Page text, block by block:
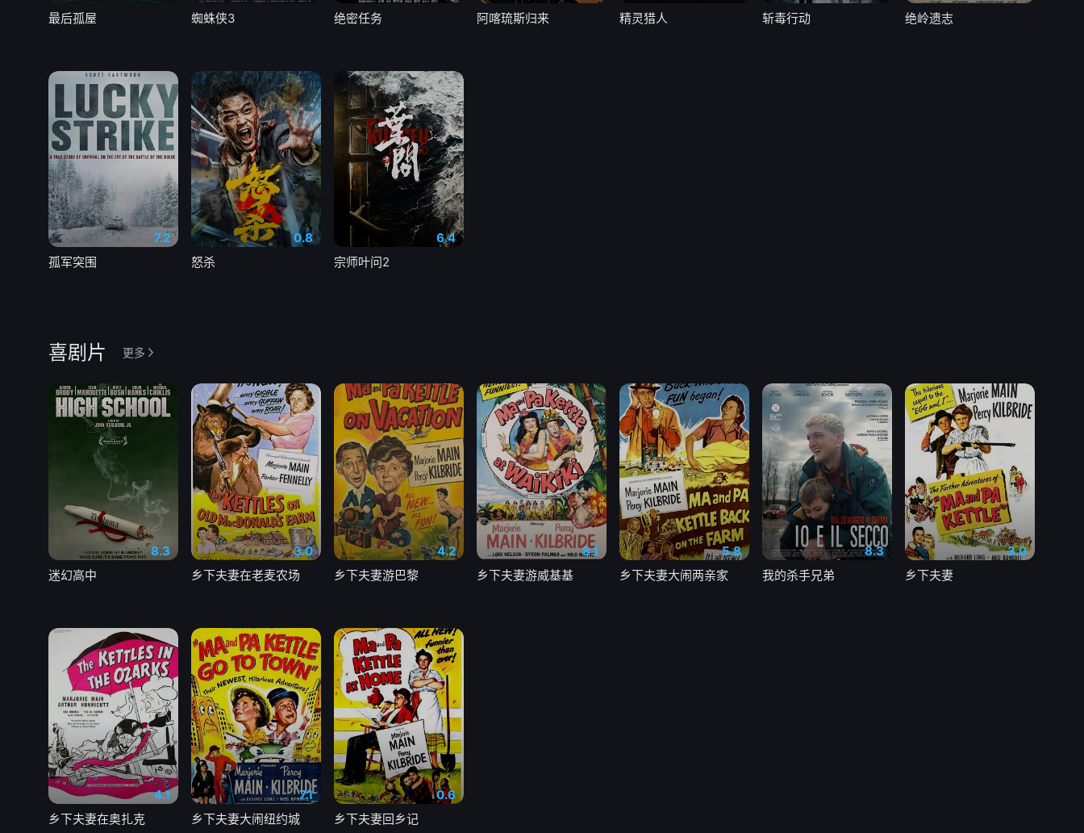
最后孤屋
蜘蛛侠3
绝密任务
阿喀琉斯归来
精灵猎人
斩毒行动
绝岭遗志
7.2
孤军突围
0.8
怒杀
6.4
宗师叶问2
喜剧片 更多
8.3
迷幻高中
3.0
乡下夫妻在老麦农场
4.2
乡下夫妻游巴黎
8.1
乡下夫妻游威基基
5.8
乡下夫妻大闹两亲家
8.3
我的杀手兄弟
3.0
乡下夫妻
4.1
乡下夫妻在奥扎克
7.1
乡下夫妻大闹纽约城
0.6
乡下夫妻回乡记